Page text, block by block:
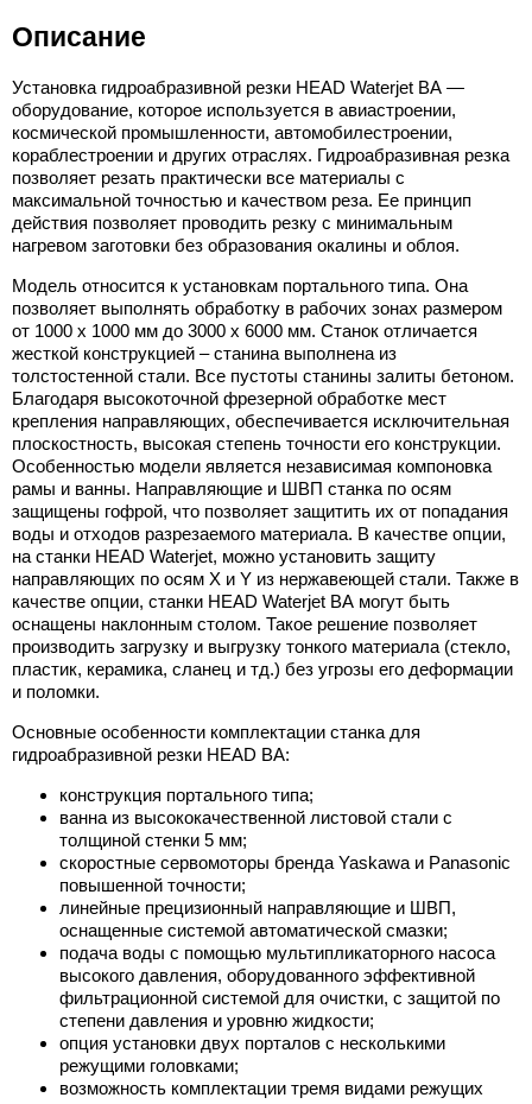
Описание
Установка гидроабразивной резки HEAD Waterjet BА —
оборудование, которое используется в авиастроении,
космической промышленности, автомобилестроении,
кораблестроении и других отраслях. Гидроабразивная резка
позволяет резать практически все материалы с
максимальной точностью и качеством реза. Ее принцип
действия позволяет проводить резку с минимальным
нагревом заготовки без образования окалины и облоя.
Модель относится к установкам портального типа. Она
позволяет выполнять обработку в рабочих зонах размером
от 1000 х 1000 мм до 3000 х 6000 мм. Станок отличается
жесткой конструкцией – станина выполнена из
толстостенной стали. Все пустоты станины залиты бетоном.
Благодаря высокоточной фрезерной обработке мест
крепления направляющих, обеспечивается исключительная
плоскостность, высокая степень точности его конструкции.
Особенностью модели является независимая компоновка
рамы и ванны. Направляющие и ШВП станка по осям
защищены гофрой, что позволяет защитить их от попадания
воды и отходов разрезаемого материала. В качестве опции,
на станки HEAD Waterjet, можно установить защиту
направляющих по осям X и Y из нержавеющей стали. Также в
качестве опции, станки HEAD Waterjet BА могут быть
оснащены наклонным столом. Такое решение позволяет
производить загрузку и выгрузку тонкого материала (стекло,
пластик, керамика, сланец и тд.) без угрозы его деформации
и поломки.
Основные особенности комплектации станка для
гидроабразивной резки HEAD BА:
конструкция портального типа;
ванна из высококачественной листовой стали с
толщиной стенки 5 мм;
скоростные сервомоторы бренда Yaskawa и Panasonic
повышенной точности;
линейные прецизионный направляющие и ШВП,
оснащенные системой автоматической смазки;
подача воды с помощью мультипликаторного насоса
высокого давления, оборудованного эффективной
фильтрационной системой для очистки, с защитой по
степени давления и уровню жидкости;
опция установки двух порталов с несколькими
режущими головками;
возможность комплектации тремя видами режущих